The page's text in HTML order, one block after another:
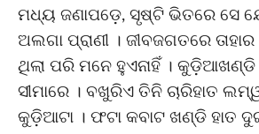
ମଧ୍ୟ ଜଣାପଡ଼େ, ସୃଷ୍ଟି ଭିତରେ ସେ
ଅଲଗା ପ୍ରାଣୀ । ଜୀବଜଗତରେ
ଥିଲା ପରି ମନେ ହୁଏନାହିଁ । କୁଡ଼ିଆଖଣ୍ଡି
ସୀମାରେ । ବଖୁରିଏ ତିନି ଚାରିହାତ
କୁଡ଼ିଆଟା । ଫଟା କବାଟ ଖଣ୍ଡି ହାତ